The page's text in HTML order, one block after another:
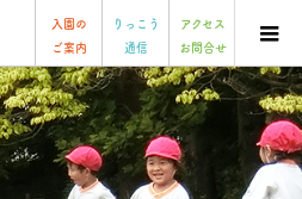
入園の
ご案内
りっこう
通信
アクセス
お問合せ